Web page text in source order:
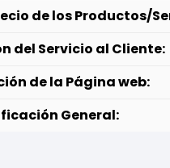
de los Productos/
del Servicio al Cliente:
de la Página web:
General: